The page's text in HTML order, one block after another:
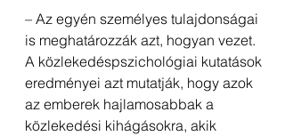
– Az egyén személyes tulajdonságai
is meghatározzák azt, hogyan vezet.
A közlekedéspszichológiai kutatások
eredményei azt mutatják, hogy azok
az emberek hajlamosabbak a
közlekedési kihágásokra, akik